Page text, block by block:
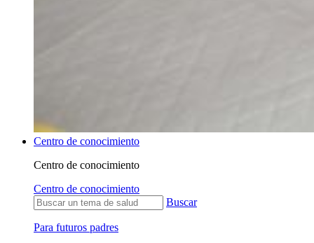
Centro de conocimiento
Centro de conocimiento
Centro de conocimiento
Buscar
Para futuros padres